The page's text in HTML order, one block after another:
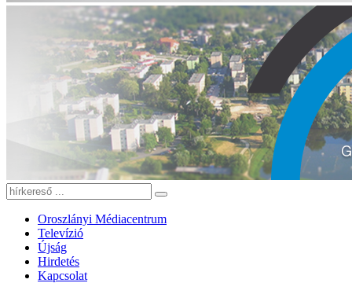
Oroszlányi Médiacentrum
Televízió
Újság
Hirdetés
Kapcsolat